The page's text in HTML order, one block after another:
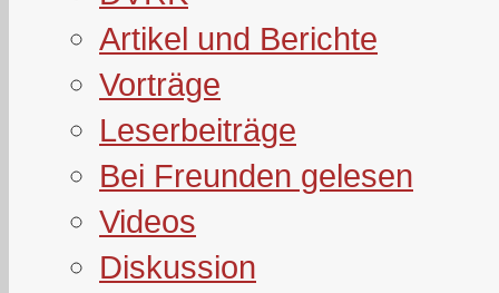
Artikel und Berichte
Vorträge
Leserbeiträge
Bei Freunden gelesen
Videos
Diskussion